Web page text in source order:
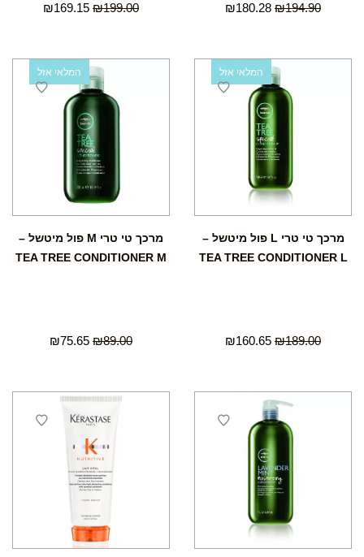
₪194.90
₪180.28
₪199.00
₪169.15
המלאי אזל
מרכך טי טרי L פול מיטשל –
TEA TREE CONDITIONER L
₪189.00
₪160.65
המלאי אזל
מרכך טי טרי M פול מיטשל –
TEA TREE CONDITIONER M
₪89.00
₪75.65